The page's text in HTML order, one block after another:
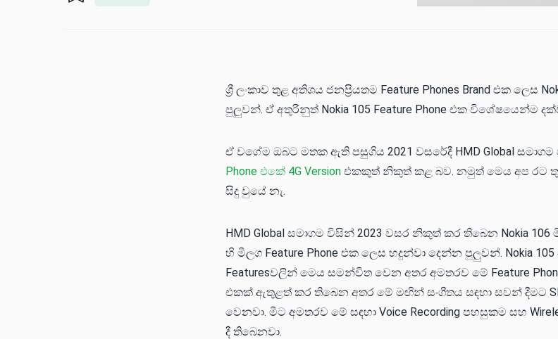
ශ්‍රී ලංකාව තුළ අතිශය ජනප්‍රියතම Feature Phones Brand එක ලෙස
පුලුවන්. ඒ අතුරිනුත් Nokia 105 Feature Phone එක විශේෂයෙන්ම
ඒ වගේම ඔබට මතක ඇති පසුගිය 2021 වස⁣රේදී HMD Global
Phone එකේ 4G Version එකකුත් නිකුත් කළ බව. නමුත් මෙය අප රට
සිදු වුයේ නැ.
HMD Global සමාගම විසින් 2023 වසර නිකුත් කර තිබෙන Nokia 106
හි මීලග Feature Phone එක ලෙස හදුන්වා දෙන්න පුලුවන්. Nokia
Featuresවලින් මෙය සමන්විත වෙන අතර අමතරව මේ Feature
එකක් ඇතුළත් කර තිබෙන අතර මේ මඟින් සංගීතය සඳහා සවන් දීමට
වෙනවා. මීට අමතරව මේ සඳහා Voice Recording පහසුකම සහ
දී තිබෙනවා.